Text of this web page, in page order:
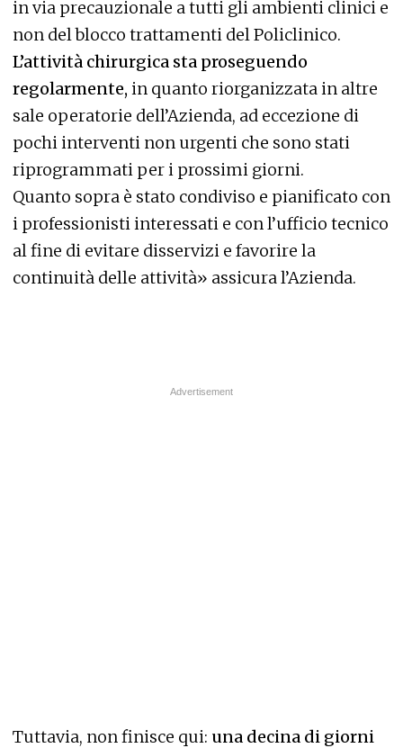
in via precauzionale a tutti gli ambienti clinici e
non del blocco trattamenti del Policlinico.
L’attività chirurgica sta proseguendo
regolarmente, in quanto riorganizzata in altre
sale operatorie dell’Azienda, ad eccezione di
pochi interventi non urgenti che sono stati
riprogrammati per i prossimi giorni.
Quanto sopra è stato condiviso e pianificato con
i professionisti interessati e con l’ufficio tecnico
al fine di evitare disservizi e favorire la
continuità delle attività» assicura l’Azienda.
Tuttavia, non finisce qui: una decina di giorni